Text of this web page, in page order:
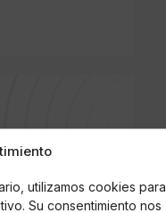
utilizamos cookies para
Su consentimiento nos